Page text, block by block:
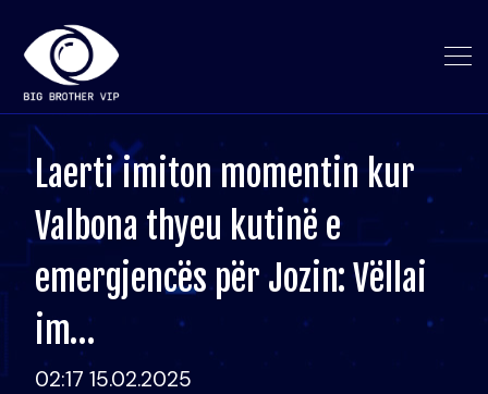
Laerti imiton momentin kur
Valbona thyeu kutinë e
emergjencës për Jozin: Vëllai
im…
02:17 15.02.2025